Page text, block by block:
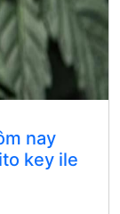
nay
key ile